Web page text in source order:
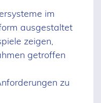
im
ausgestaltet
zeigen,
getroffen
zu